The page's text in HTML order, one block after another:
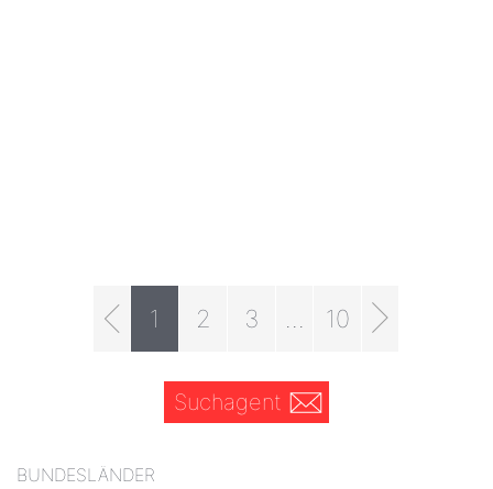
1 2 3 10
Suchagent
BUNDESLÄNDER